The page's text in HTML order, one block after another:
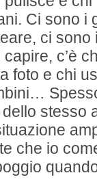
Ci sono i
ci sono
c’è
foto e chi
stesso
che io